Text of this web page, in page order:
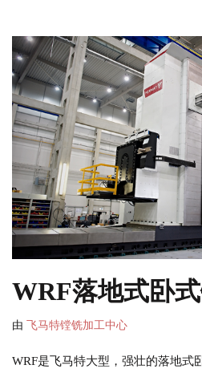
WRF落地式卧
由 飞马特镗铣加工中心
WRF是飞马特大型，强壮的落地式